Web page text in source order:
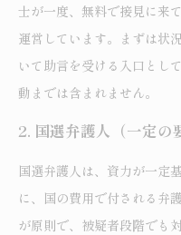
士が一度、無料で接見に来
運営しています。まずは状
いて助言を受ける入口とし
動までは含まれません。
2. 国選弁護人（一定の
国選弁護人は、資力が一定
に、国の費用で付される弁
が原則で、被疑者段階でも